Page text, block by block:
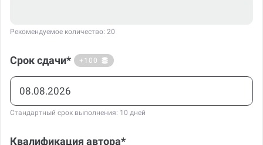
Рекомендуемое количество: 20
Срок сдачи* +100
Стандартный срок выполнения: 10 дней
Квалификация автора*